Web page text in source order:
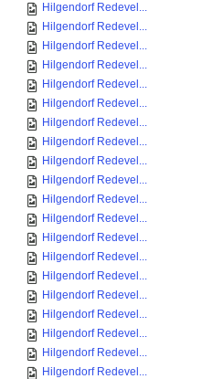
Hilgendorf Redevel...
Hilgendorf Redevel...
Hilgendorf Redevel...
Hilgendorf Redevel...
Hilgendorf Redevel...
Hilgendorf Redevel...
Hilgendorf Redevel...
Hilgendorf Redevel...
Hilgendorf Redevel...
Hilgendorf Redevel...
Hilgendorf Redevel...
Hilgendorf Redevel...
Hilgendorf Redevel...
Hilgendorf Redevel...
Hilgendorf Redevel...
Hilgendorf Redevel...
Hilgendorf Redevel...
Hilgendorf Redevel...
Hilgendorf Redevel...
Hilgendorf Redevel...